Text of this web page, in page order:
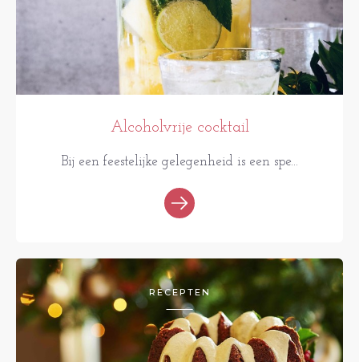
Alcoholvrije cocktail
Bij een feestelijke gelegenheid is een spe...
RECEPTEN